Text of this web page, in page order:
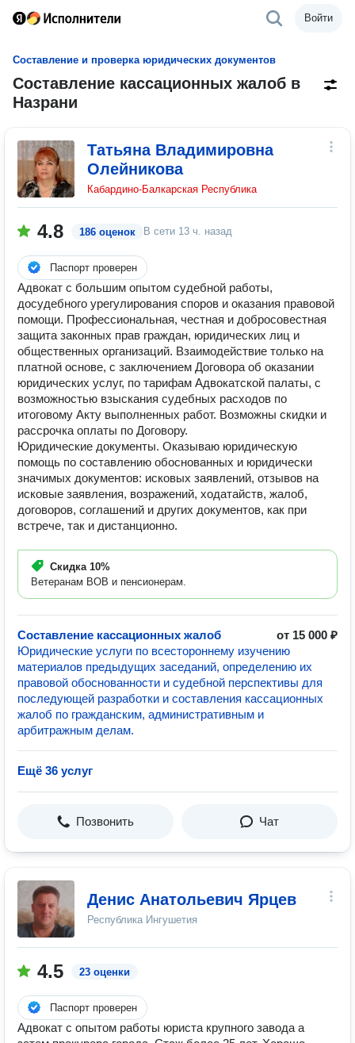
Войти
Составление и проверка юридических документов
Составление кассационных жалоб в
Назрани
Татьяна Владимировна
Олейникова
Кабардино-Балкарская Республика
4.8 186 оценок В сети 13 ч. назад
Паспорт проверен
Адвокат с большим опытом судебной работы,
досудебного урегулирования споров и оказания правовой
помощи. Профессиональная, честная и добросовестная
защита законных прав граждан, юридических лиц и
общественных организаций. Взаимодействие только на
платной основе, с заключением Договора об оказании
юридических услуг, по тарифам Адвокатской палаты, с
возможностью взыскания судебных расходов по
итоговому Акту выполненных работ. Возможны скидки и
рассрочка оплаты по Договору.
Юридические документы. Оказываю юридическую
помощь по составлению обоснованных и юридически
значимых документов: исковых заявлений, отзывов на
исковые заявления, возражений, ходатайств, жалоб,
договоров, соглашений и других документов, как при
встрече, так и дистанционно.
Скидка 10%
Ветеранам ВОВ и пенсионерам.
Составление кассационных жалоб
от 15 000 ₽
Юридические услуги по всестороннему изучению
материалов предыдущих заседаний, определению их
правовой обоснованности и судебной перспективы для
последующей разработки и составления кассационных
жалоб по гражданским, административным и
арбитражным делам.
Ещё 36 услуг
Позвонить Чат
Денис Анатольевич Ярцев
Республика Ингушетия
4.5 23 оценки
Паспорт проверен
Адвокат с опытом работы юриста крупного завода а